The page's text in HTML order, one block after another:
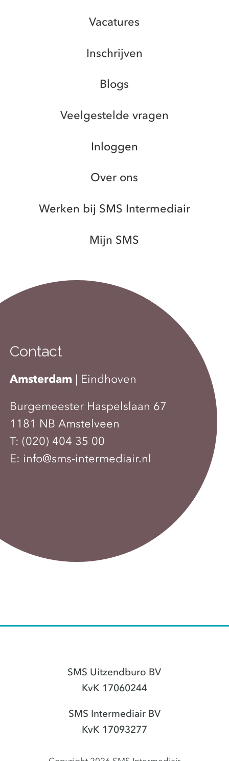
Vacatures
Inschrijven
Blogs
Veelgestelde vragen
Inloggen
Over ons
Werken bij SMS Intermediair
Mijn SMS
Contact
Amsterdam | Eindhoven
Burgemeester Haspelslaan 67
1181 NB Amstelveen
T:(020) 404 35 00
E: info@sms-intermediair.nl
SMS Uitzendburo BV
KvK 17060244
SMS Intermediair BV
KvK 17093277